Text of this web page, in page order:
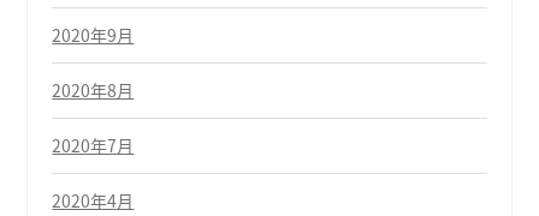
2020年9月
2020年8月
2020年7月
2020年4月